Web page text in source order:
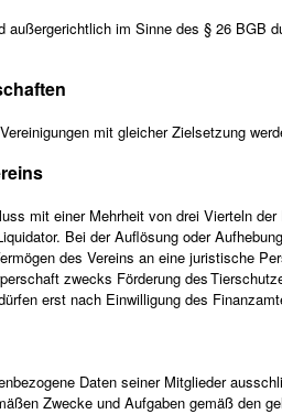
außergerichtlich im Sinne des § 26 BGB
mit gleicher Zielsetzung
mit einer Mehrheit von drei Vierteln
Bei der Auflösung oder
des Vereins an eine juristische
zwecks Förderung des
erst nach Einwilligung des
Daten seiner Mitglieder
Zwecke und Aufgaben gemäß den